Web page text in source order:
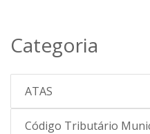
Categoria
ATAS
Código Tributário